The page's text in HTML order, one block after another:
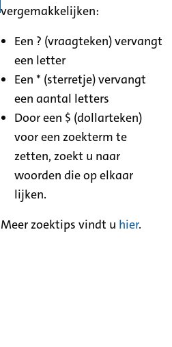
vergemakkelijken:
Een ? (vraagteken) vervangt
een letter
Een * (sterretje) vervangt
een aantal letters
Door een $ (dollarteken)
voor een zoekterm te
zetten, zoekt u naar
woorden die op elkaar
lijken.
Meer zoektips vindt u hier.